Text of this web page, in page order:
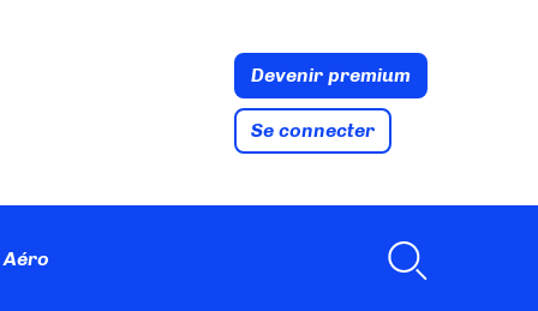
Devenir premium
Se connecter